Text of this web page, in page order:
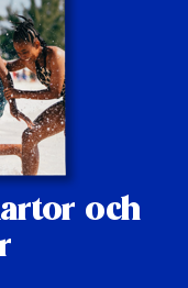
och